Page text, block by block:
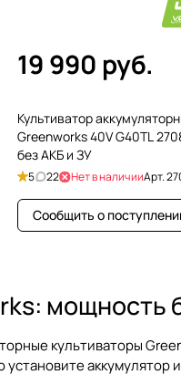
19 990 руб.
Культиватор
Greenworks 40V G40TL
без АКБ и ЗУ
5 22 Нет в наличииАрт.
Сообщить о
мощность
культиваторы
аккумулятор